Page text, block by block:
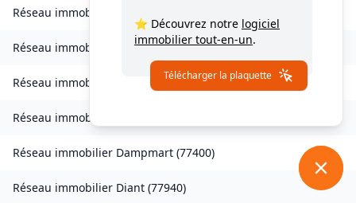
Réseau immobilier
Réseau immobilier Courchamp(77560)
Réseau immobilier Crouy-sur-Ourcq(77840)
Réseau immobilier
Réseau immobilier Dampmart (77400)
Réseau immobilier Diant (77940)
⭐ Découvrez notre logiciel
immobilier tout-en-un.
Télécharger la plaquette